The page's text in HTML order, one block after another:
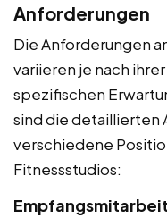
Anforderungen
Die Anforderungen
variieren je nach
spezifischen
sind die detaillierten
verschiedene
Fitnessstudios: